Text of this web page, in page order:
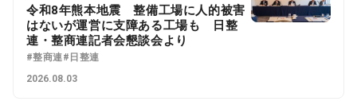
令和8年熊本地震 整備工場に人的被害
はないが運営に支障ある工場も 日整
連・整商連記者会懇談会より
#整商連#日整連
2026.08.03